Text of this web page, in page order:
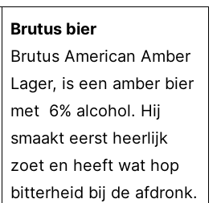
Brutus bier
Brutus American Amber
Lager, is een amber bier
met 6% alcohol. Hij
smaakt eerst heerlijk
zoet en heeft wat hop
bitterheid bij de afdronk.